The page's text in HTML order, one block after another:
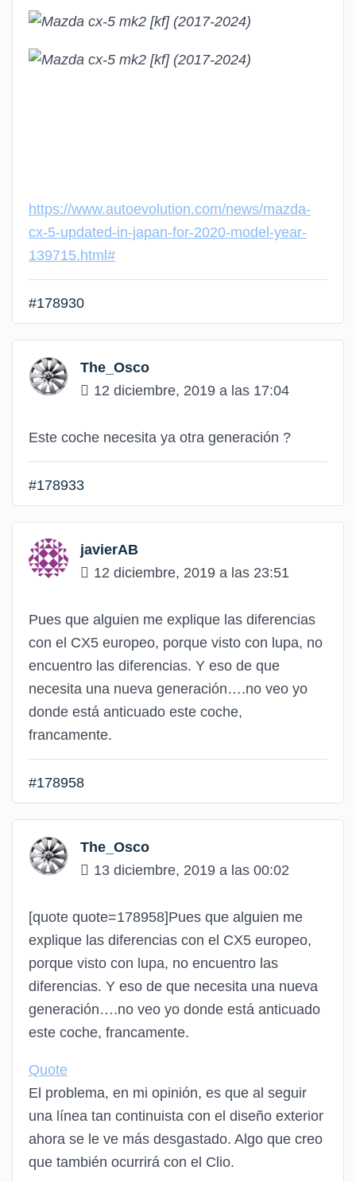
https://www.autoevolution.com/news/mazda-
cx-5-updated-in-japan-for-2020-model-year-
139715.html#
#178930
The_Osco
12 diciembre, 2019 a las 17:04
Este coche necesita ya otra generación ?
#178933
javierAB
12 diciembre, 2019 a las 23:51
Pues que alguien me explique las diferencias
con el CX5 europeo, porque visto con lupa, no
encuentro las diferencias. Y eso de que
necesita una nueva generación….no veo yo
donde está anticuado este coche,
francamente.
#178958
The_Osco
13 diciembre, 2019 a las 00:02
[quote quote=178958]Pues que alguien me
explique las diferencias con el CX5 europeo,
porque visto con lupa, no encuentro las
diferencias. Y eso de que necesita una nueva
generación….no veo yo donde está anticuado
este coche, francamente.
Quote
El problema, en mi opinión, es que al seguir
una línea tan continuista con el diseño exterior
ahora se le ve más desgastado. Algo que creo
que también ocurrirá con el Clio.